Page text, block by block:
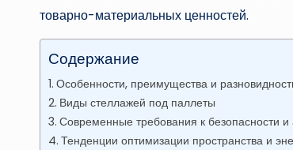
товарно-материальных ценностей.
Содержание
Особенности, преимущества и
Виды стеллажей под паллеты
Современные требования к безопасности и
Тенденции оптимизации пространства и